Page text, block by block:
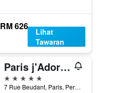
RM 626
Lihat
Tawaran
Paris j'Adore Hotel & Spa
5 bintang
7 Rue Beudant, Paris, Perancis